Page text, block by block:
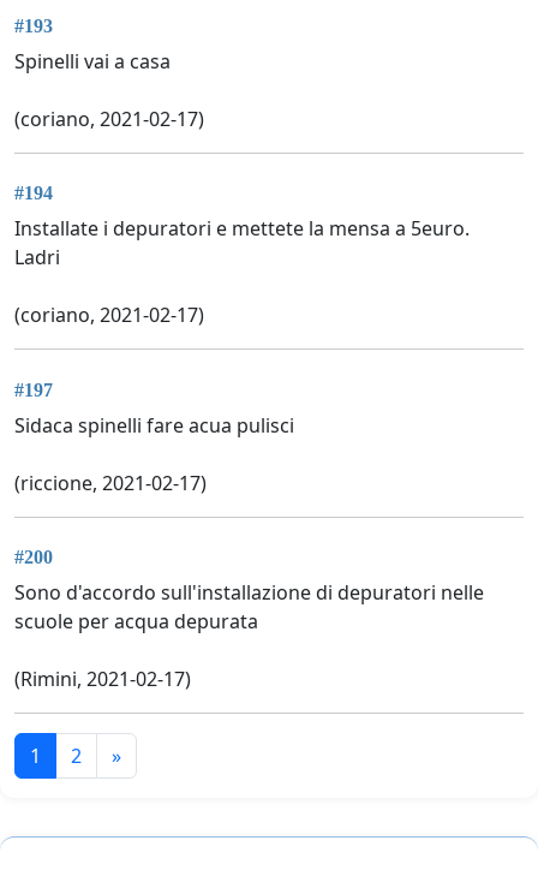
#193
Spinelli vai a casa
(coriano, 2021-02-17)
#194
Installate i depuratori e mettete la mensa a 5euro.
Ladri
(coriano, 2021-02-17)
#197
Sidaca spinelli fare acua pulisci
(riccione, 2021-02-17)
#200
Sono d'accordo sull'installazione di depuratori nelle
scuole per acqua depurata
(Rimini, 2021-02-17)
1 2 »